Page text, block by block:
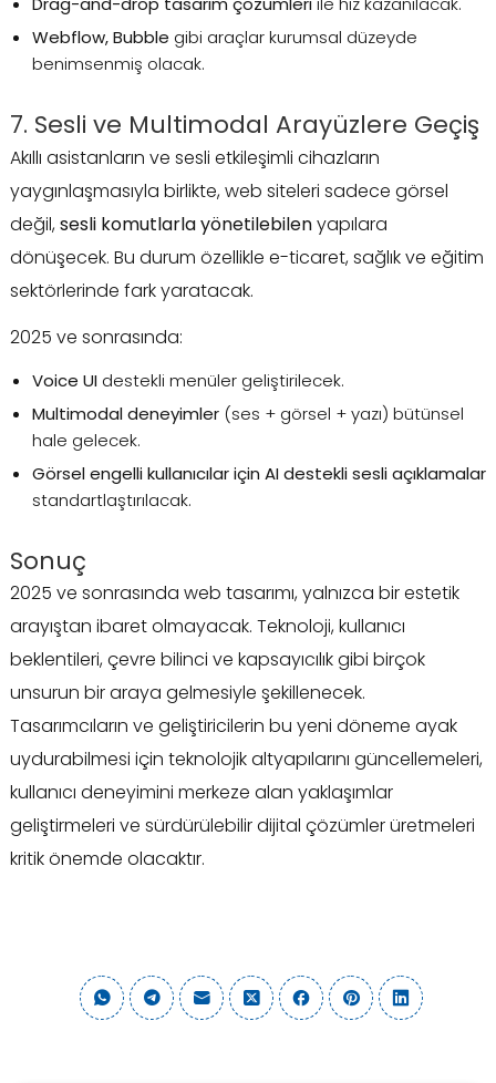
Webflow, Bubble gibi araçlar kurumsal düzeyde
benimsenmiş olacak.
7. Sesli ve Multimodal Arayüzlere Geçiş
Akıllı asistanların ve sesli etkileşimli cihazların
yaygınlaşmasıyla birlikte, web siteleri sadece görsel
değil,sesli komutlarla yönetilebilenyapılara
dönüşecek. Bu durum özellikle e-ticaret, sağlık ve eğitim
sektörlerinde fark yaratacak.
2025 ve sonrasında:
Voice UI destekli menüler geliştirilecek.
Multimodal deneyimler (ses + görsel + yazı) bütünsel
hale gelecek.
Görsel engelli kullanıcılar için AI destekli sesli açıklamalar
standartlaştırılacak.
Sonuç
2025 ve sonrasında web tasarımı, yalnızca bir estetik
arayıştan ibaret olmayacak. Teknoloji, kullanıcı
beklentileri, çevre bilinci ve kapsayıcılık gibi birçok
unsurun bir araya gelmesiyle şekillenecek.
Tasarımcıların ve geliştiricilerin bu yeni döneme ayak
uydurabilmesi için teknolojik altyapılarını güncellemeleri,
kullanıcı deneyimini merkeze alan yaklaşımlar
geliştirmeleri ve sürdürülebilir dijital çözümler üretmeleri
kritik önemde olacaktır.